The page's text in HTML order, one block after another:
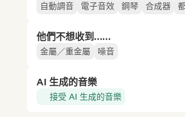
自動調音 電子音效 鋼琴 合成器
他們不想收到……
金屬／重金屬 噪音
AI 生成的音樂
接受 AI 生成的音樂